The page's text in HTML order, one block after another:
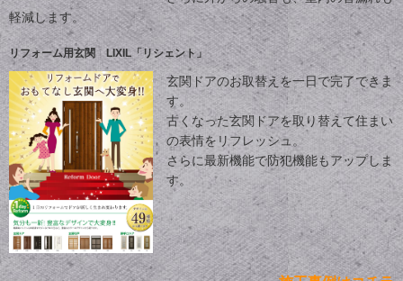
軽減します。
リフォーム用玄関 LIXIL「リシェント」
玄関ドアのお取替えを一日で完了できま
す。
古くなった玄関ドアを取り替えて住まい
の表情をリフレッシュ。
さらに最新機能で防犯機能もアップしま
す。